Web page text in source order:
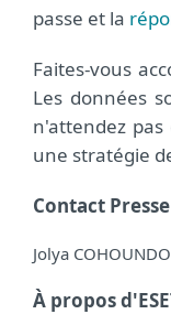
passe et la
Faites-vous
Les données
n'attendez
une stratégie
Contact
Jolya
À propos